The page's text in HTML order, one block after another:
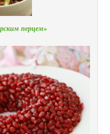
перцем»